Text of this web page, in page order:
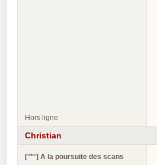
Hors ligne
Christian
[°*°] A la poursuite des scans